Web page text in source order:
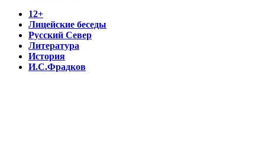
12+
Лицейские беседы
Русский Север
Литература
История
И.С.Фрадков